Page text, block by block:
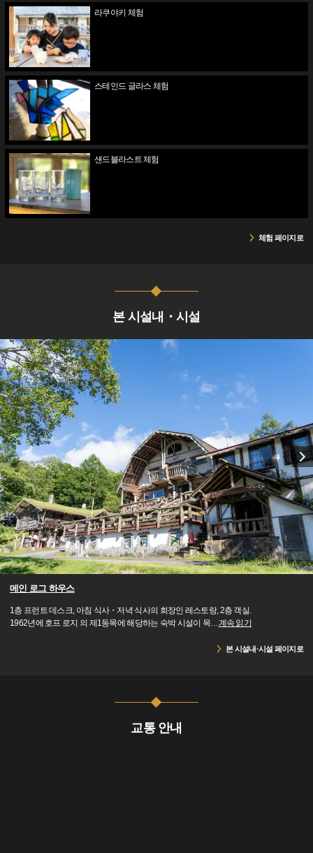
라쿠야키 체험
스테인드 글라스 체험
샌드블라스트 체험
체험 페이지로
본 시설내・시설
메인 로그 하우스
1층 프런트 데스크, 아침 식사・저녁 식사의 회장인 레스토랑, 2층 객실.
1962년에 호프 로지 의 제1동목에 해당하는 숙박 시설이 목…계속 읽기
본 시설내·시설 페이지로
교통 안내